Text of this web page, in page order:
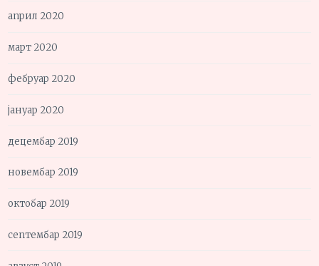
април 2020
март 2020
фебруар 2020
јануар 2020
децембар 2019
новембар 2019
октобар 2019
септембар 2019